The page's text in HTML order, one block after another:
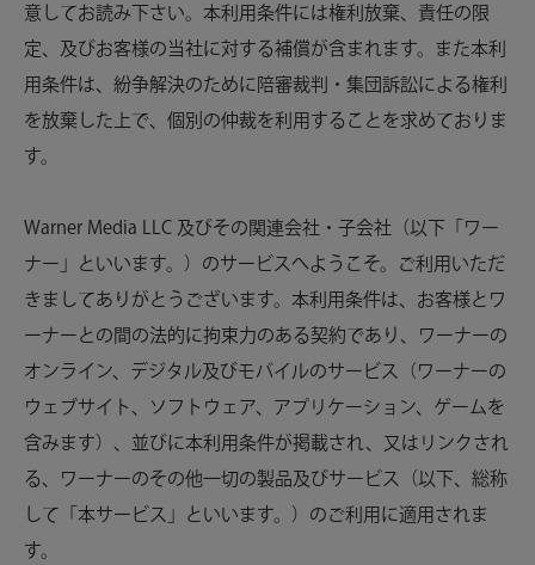
意してお読み下さい。本利用条件には権利放棄、責任の限
定、及びお客様の当社に対する補償が含まれます。また本利
用条件は、紛争解決のために陪審裁判・集団訴訟による権利
を放棄した上で、個別の仲裁を利用することを求めておりま
す。
Warner Media LLC 及びその関連会社・子会社（以下「ワー
ナー」といいます。）のサービスへようこそ。ご利用いただ
きましてありがとうございます。本利用条件は、お客様とワ
ーナーとの間の法的に拘束力のある契約であり、ワーナーの
オンライン、デジタル及びモバイルのサービス（ワーナーの
ウェブサイト、ソフトウェア、アプリケーション、ゲームを
含みます）、並びに本利用条件が掲載され、又はリンクされ
る、ワーナーのその他一切の製品及びサービス（以下、総称
して「本サービス」といいます。）のご利用に適用されま
す。